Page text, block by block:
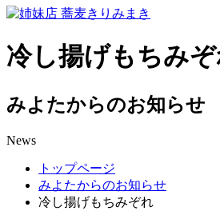
冷し揚げもちみ
みよたからのお知らせ
News
トップページ
みよたからのお知らせ
冷し揚げもちみぞれ